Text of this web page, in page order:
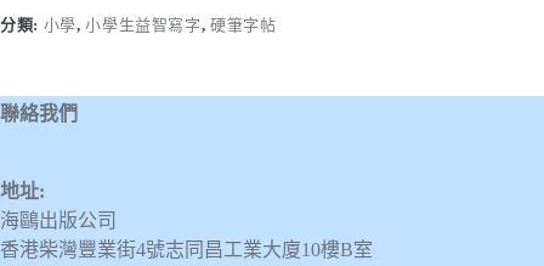
寫
年
級，
期)
數
量
分類: 小學,小學生益智寫字,硬筆字帖
聯絡我們
地址:
海鷗出版公司
香港柴灣豐業街4號志同昌工業大廈10樓B室